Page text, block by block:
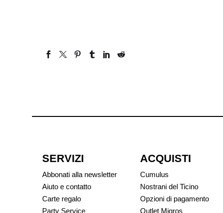
SERVIZI
Abbonati alla newsletter
Aiuto e contatto
Carte regalo
Party Service
ACQUISTI
Cumulus
Nostrani del Ticino
Opzioni di pagamento
Outlet Migros